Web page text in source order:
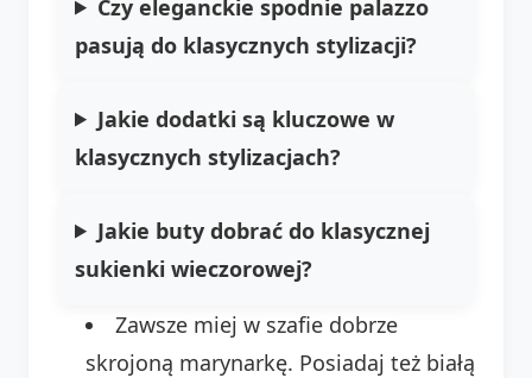
Czy eleganckie spodnie palazzo
pasują do klasycznych stylizacji?
Jakie dodatki są kluczowe w
klasycznych stylizacjach?
Jakie buty dobrać do klasycznej
sukienki wieczorowej?
Zawsze miej w szafie dobrze
skrojoną marynarkę. Posiadaj też białą